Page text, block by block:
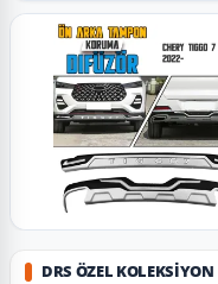
DRS ÖZEL KOLEKSIYON